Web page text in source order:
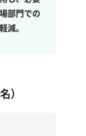
部門での
減。
）